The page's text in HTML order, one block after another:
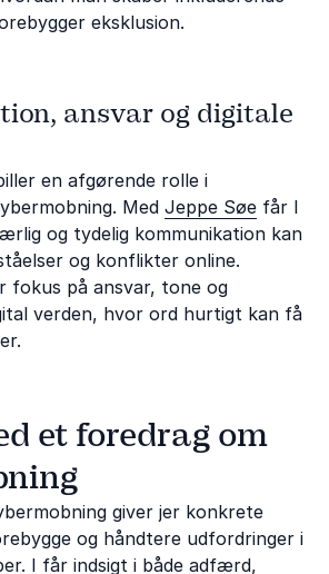
eksklusion.
ansvar og digitale
en afgørende rolle i
Med Jeppe Søe får I
og tydelig kommunikation kan
og konflikter online.
fokus på ansvar, tone og
verden, hvor ord hurtigt kan få
et foredrag om
giver jer konkrete
og håndtere udfordringer i
I får indsigt i både adfærd,